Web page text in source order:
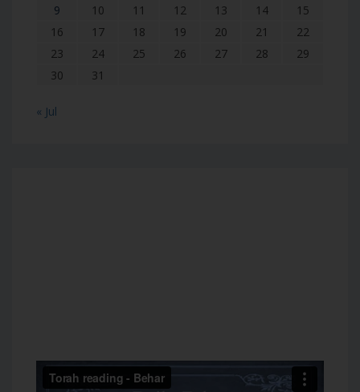
9
10 11 12 13 14
15
16
17 18 19 20 21
22
23
24 25 26 27 28
29
30
31
« Jul